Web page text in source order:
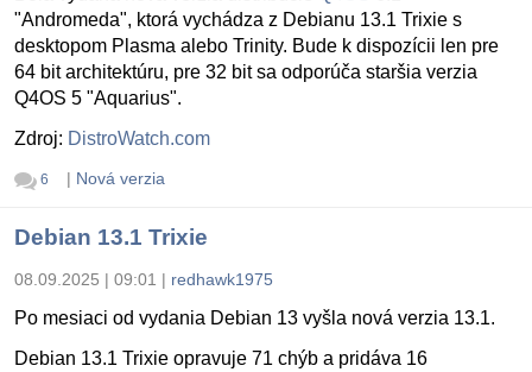
"Andromeda", ktorá vychádza z Debianu 13.1 Trixie s
desktopom Plasma alebo Trinity. Bude k dispozícii len pre
64 bit architektúru, pre 32 bit sa odporúča staršia verzia
Q4OS 5 "Aquarius".
Zdroj: DistroWatch.com
6 | Nová verzia
Debian 13.1 Trixie
08.09.2025 | 09:01 | redhawk1975
Po mesiaci od vydania Debian 13 vyšla nová verzia 13.1.
Debian 13.1 Trixie opravuje 71 chýb a pridáva 16